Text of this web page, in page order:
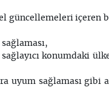
güncellemeleri içeren
konumdaki
uyum sağlaması gibi